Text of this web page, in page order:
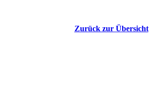
Zurück zur Übersicht